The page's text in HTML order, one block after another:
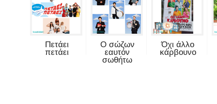
Πετάει
πετάει
Ο σώζων
εαυτόν
σωθήτω
Όχι άλλο
κάρβουνο